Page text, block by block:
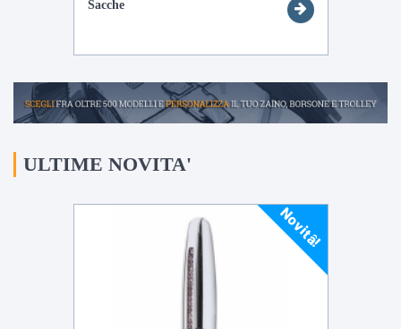
Sacche
ULTIME NOVITA'
Novitâ!